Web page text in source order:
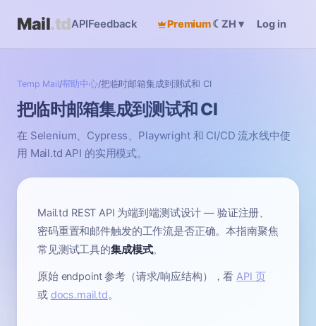
Mail.tdAPIFeedback Premium☾ ZH ▾ Log in
Temp Mail/帮助中心/把临时邮箱集成到测试和 CI
把临时邮箱集成到测试和 CI
在 Selenium、Cypress、Playwright 和 CI/CD 流水线中使
用 Mail.td API 的实用模式。
Mail.td REST API 为端到端测试设计 — 验证注册、
密码重置和邮件触发的工作流是否正确。本指南聚焦
常见测试工具的集成模式。
原始 endpoint 参考（请求/响应结构），看API 页
或 docs.mail.td。